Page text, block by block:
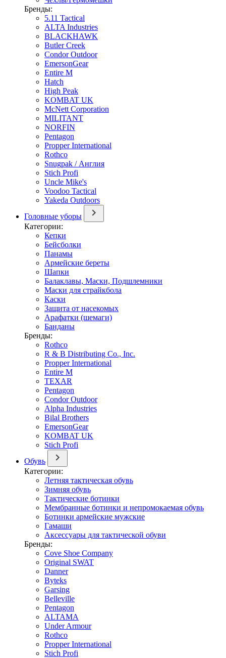
Бренды:
5.11 Tactical
ALTA Industries
BLACKHAWK
Butler Creek
Condor Outdoor
EmersonGear
Entire M
Hatch
High Peak
KOMBAT UK
McNett Corporation
MILITANT
NORFIN
Pentagon
Propper International
Rothco
Snugpak / Англия
Stich Profi
Uncle Mike's
Voodoo Tactical
Yakeda Outdoors
Головные уборы
Категории:
Кепки
Бейсболки
Панамы
Армейские береты
Шапки
Балаклавы, Маски, Подшлемники
Маски для страйкбола
Каски
Защита от насекомых
Арафатки (шемаги)
Банданы
Бренды:
Rothco
R & B Distributing Co., Inc.
Propper International
Entire M
TEXAR
Pentagon
Condor Outdoor
Alpha Industries
Bilal Brothers
EmersonGear
KOMBAT UK
Stich Profi
Обувь
Категории:
Летняя тактическая обувь
Зимняя обувь
Тактические ботинки
Мембранные ботинки и непромокаемая обувь
Ботинки армейские мужские
Гамаши
Аксессуары для тактической обуви
Бренды:
Cove Shoe Company
Original SWAT
Danner
Byteks
Garsing
Belleville
Pentagon
ALTAMA
Under Armour
Rothco
Propper International
Stich Profi